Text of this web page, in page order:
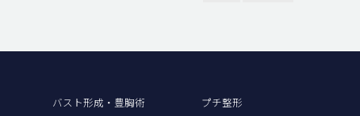
バスト形成・豊胸術 プチ整形